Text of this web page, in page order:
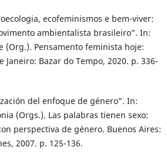
ecofeminismos e bem-viver:
ambientalista brasileiro”. In:
(Org.). Pensamento feminista hoje:
Bazar do Tempo, 2020. p. 336-
del enfoque de género”. In:
(Orgs.). Las palabras tienen sexo:
perspectiva de género. Buenos Aires:
2007. p. 125-136.